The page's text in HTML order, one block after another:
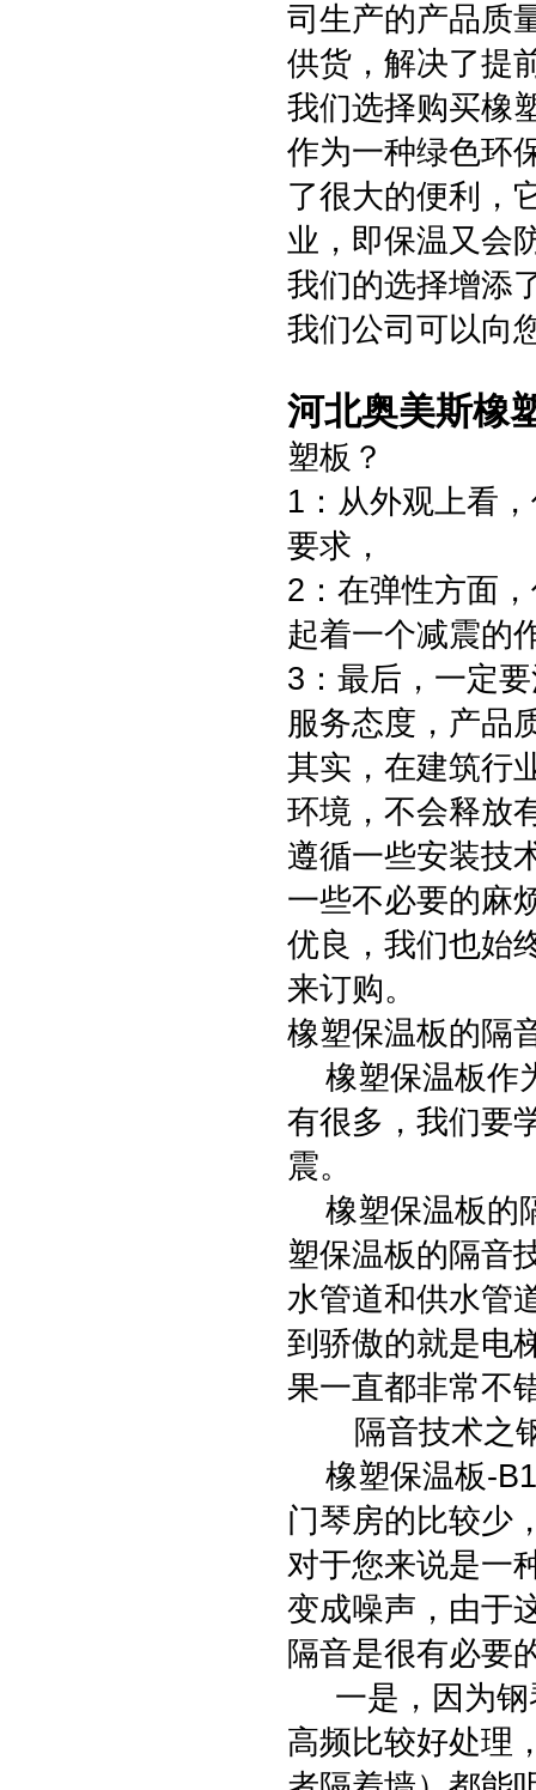
司生产的产品质
供货，解决了提
我们选择购买橡
作为一种绿色环
了很大的便利，
业，即保温又会
我们的选择增添
我们公司可以向
河北奥美斯橡
塑板？
1：从外观上看
要求，
2：在弹性方面
起着一个减震的
3：最后，一定
服务态度，产品
其实，在建筑行
环境，不会释放
遵循一些安装技
一些不必要的麻
优良，我们也始
来订购。
橡塑保温板的隔
橡塑保温板作
有很多，我们要
震。
橡塑保温板的
塑保温板的隔音
水管道和供水管
到骄傲的就是电
果一直都非常不
隔音技术之
橡塑保温板-
门琴房的比较少
对于您来说是一
变成噪声，由于
隔音是很有必要
一是，因为钢
高频比较好处理